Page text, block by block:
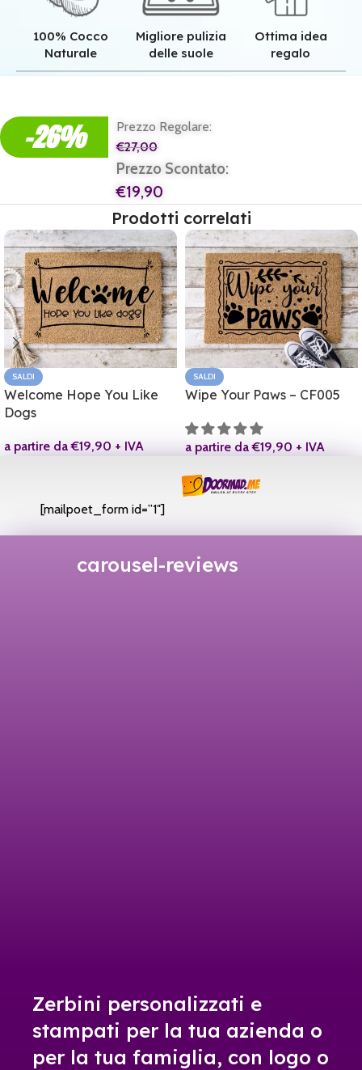
100% Cocco
Naturale
Migliore pulizia
delle suole
Ottima idea
regalo
-26%
Prezzo Regolare:
€27,00
Prezzo Scontato:
€19,90
Prodotti correlati
SALDI
Welcome Hope You Like
Dogs
a partire da€19,90 + IVA
SALDI
Wipe Your Paws – CF005
a partire da€19,90 + IVA
[mailpoet_form id=”1″]
carousel-reviews
Zerbini personalizzati e
stampati per la tua azienda o
per la tua famiglia, con logo o